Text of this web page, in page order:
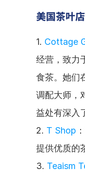
美国茶叶
1. Cottage
经营，致力
食茶。她们
调配大师，
益处有深入
2. T Shop
提供优质的
3. Teaism